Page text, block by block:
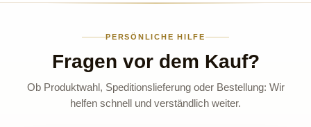
PERSÖNLICHE HILFE
Fragen vor dem Kauf?
Ob Produktwahl, Speditionslieferung oder Bestellung: Wir
helfen schnell und verständlich weiter.